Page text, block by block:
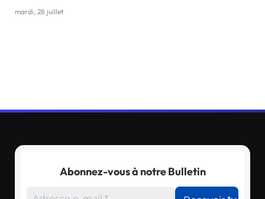
mardi, 28 juillet
Abonnez-vous à notre Bulletin